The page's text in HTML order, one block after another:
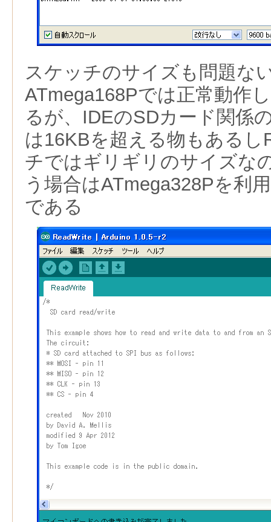
スケッチのサイズも問題な
ATmega168Pでは正常動作
るが、IDEのSDカード関係
は16KBを超える物もあるし
チではギリギリのサイズな
う場合はATmega328Pを利
である